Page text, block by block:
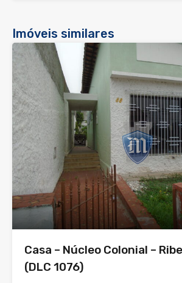
Imóveis similares
Casa – Núcleo Colonial –
(DLC 1076)